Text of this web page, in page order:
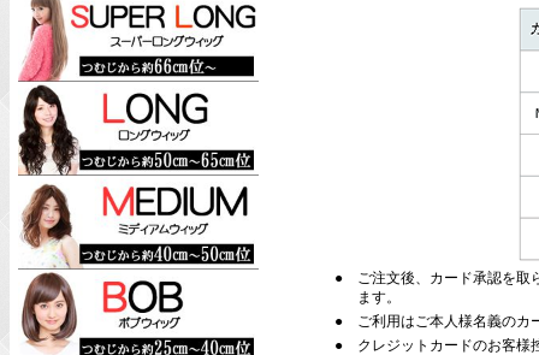
●
ご注文後、カード承認を取
ます。
●
ご利用はご本人様名義のカ
●
クレジットカードのお客様